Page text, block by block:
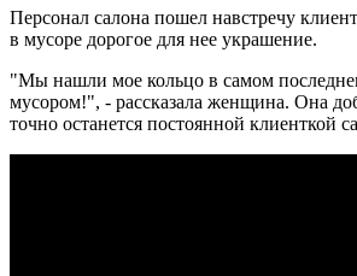
Персонал салона пошел навстречу
в мусоре дорогое для нее украшение.
"Мы нашли мое кольцо в самом
мусором!", - рассказала женщина. Она
точно останется постоянной клиенткой